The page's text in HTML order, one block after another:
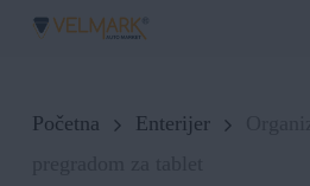
Skip
contentPočetna Enterijer